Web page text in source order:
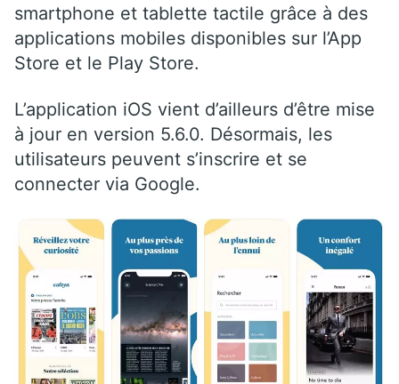
smartphone et tablette tactile grâce à des
applications mobiles disponibles sur l’App
Store et le Play Store.
L’application iOS vient d’ailleurs d’être mise
à jour en version 5.6.0. Désormais, les
utilisateurs peuvent s’inscrire et se
connecter via Google.